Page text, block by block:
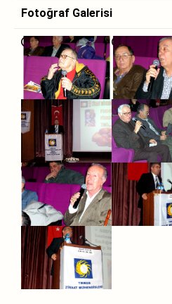
Fotoğraf Galerisi